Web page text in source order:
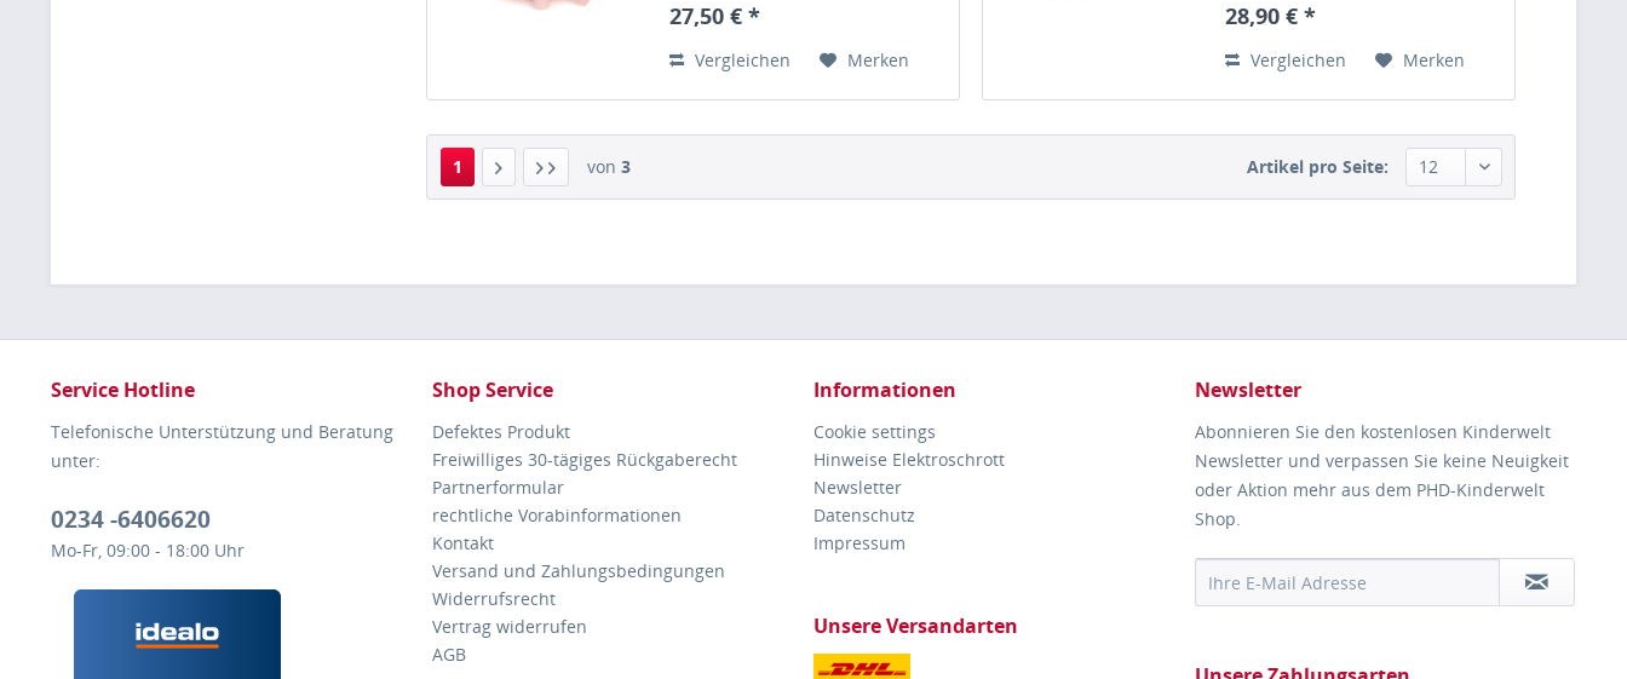
Flamenco Tänzerin Liebt: Tropen
27,50 € *
Vergleichen Merken
Tuylers Bio Job: Profi Surfer Liebt:
28,90 € *
Vergleichen Merken
1 von 3 Artikel pro Seite:
Service Hotline
Telefonische Unterstützung und Beratung
unter:
0234 -6406620
Mo-Fr, 09:00 - 18:00 Uhr
Shop Service
Defektes Produkt
Freiwilliges 30-tägiges Rückgaberecht
Partnerformular
rechtliche Vorabinformationen
Kontakt
Versand und Zahlungsbedingungen
Widerrufsrecht
Vertrag widerrufen
AGB
Informationen
Cookie settings
Hinweise Elektroschrott
Newsletter
Datenschutz
Impressum
Unsere Versandarten
Newsletter
Abonnieren Sie den kostenlosen Kinderwelt
Newsletter und verpassen Sie keine Neuigkeit
oder Aktion mehr aus dem PHD-Kinderwelt
Shop.